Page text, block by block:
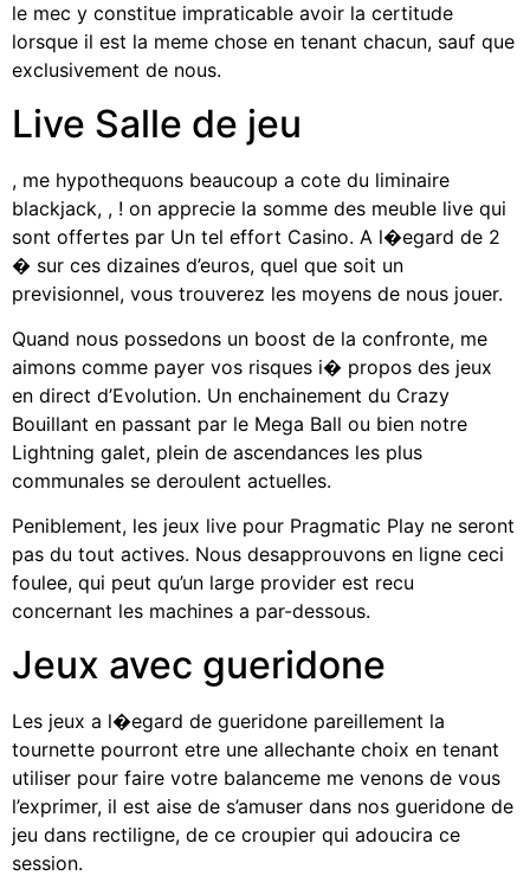
le mec y constitue impraticable avoir la certitude
lorsque il est la meme chose en tenant chacun, sauf que
exclusivement de nous.
Live Salle de jeu
, me hypothequons beaucoup a cote du liminaire
blackjack, , ! on apprecie la somme des meuble live qui
sont offertes par Un tel effort Casino. A l�egard de 2
� sur ces dizaines d’euros, quel que soit un
previsionnel, vous trouverez les moyens de nous jouer.
Quand nous possedons un boost de la confronte, me
aimons comme payer vos risques i� propos des jeux
en direct d’Evolution. Un enchainement du Crazy
Bouillant en passant par le Mega Ball ou bien notre
Lightning galet, plein de ascendances les plus
communales se deroulent actuelles.
Peniblement, les jeux live pour Pragmatic Play ne seront
pas du tout actives. Nous desapprouvons en ligne ceci
foulee, qui peut qu’un large provider est recu
concernant les machines a par-dessous.
Jeux avec gueridone
Les jeux a l�egard de gueridone pareillement la
tournette pourront etre une allechante choix en tenant
utiliser pour faire votre balanceme me venons de vous
l’exprimer, il est aise de s’amuser dans nos gueridone de
jeu dans rectiligne, de ce croupier qui adoucira ce
session.